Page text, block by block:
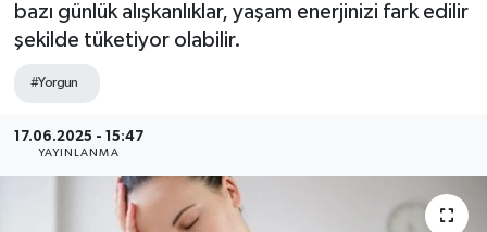
bazı günlük alışkanlıklar, yaşam enerjinizi fark edilir
şekilde tüketiyor olabilir.
#Yorgun
17.06.2025 - 15:47
YAYINLANMA
Resmi İlanlar
Sağlık
Siyaset
Son Dakika Haberleri
Haber Arşivi